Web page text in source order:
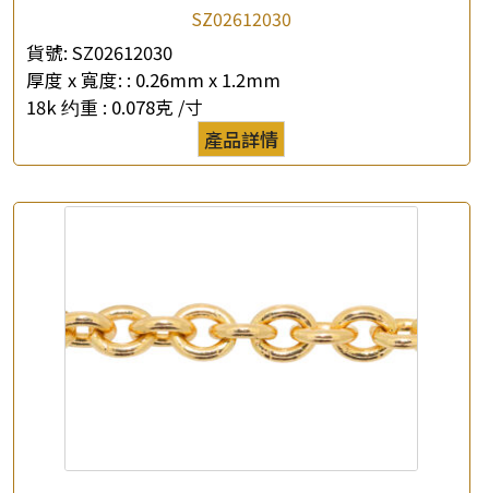
×
*e-mail
查詢以下產品
SZ02612030
貨號: SZ02612030
厚度 x 寬度: : 0.26mm x 1.2mm
18k 约重 : 0.078克 /寸
產品詳情